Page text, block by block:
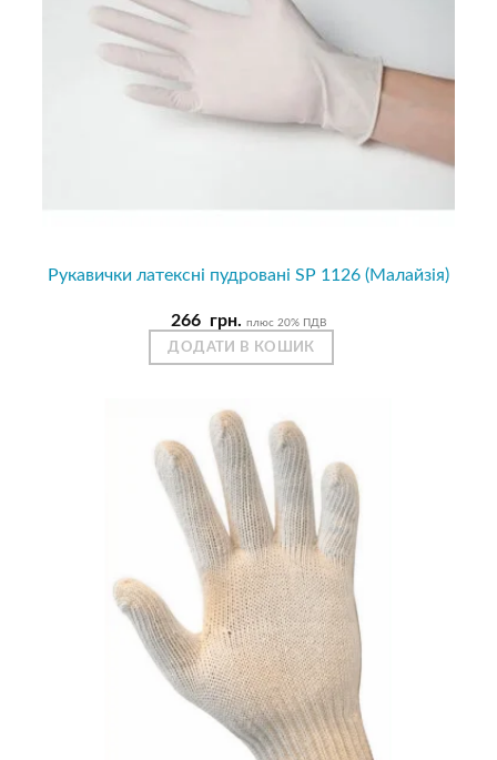
Рукавички латексні пудровані SP 1126 (Малайзія)
266 грн. плюс 20% ПДВ
ДОДАТИ В КОШИК